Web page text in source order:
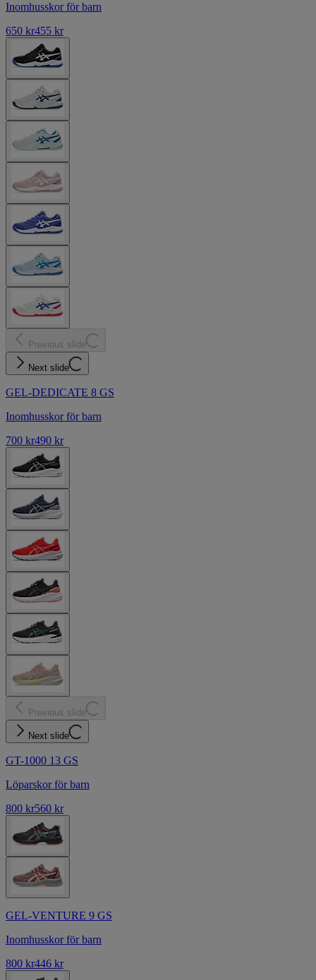
Inomhusskor för barn
650 kr455 kr
Previous slide
Next slide
GEL-DEDICATE 8 GS
Inomhusskor för barn
700 kr490 kr
Previous slide
Next slide
GT-1000 13 GS
Löparskor för barn
800 kr560 kr
GEL-VENTURE 9 GS
Inomhusskor för barn
800 kr446 kr